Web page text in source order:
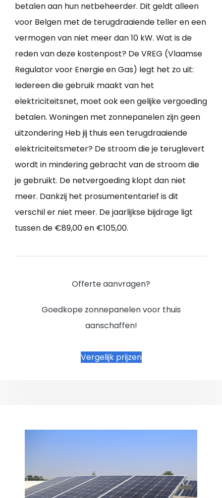
betalen aan hun netbeheerder. Dit geldt alleen
voor Belgen met de terugdraaiende teller en een
vermogen van niet meer dan 10 kW. Wat is de
reden van deze kostenpost? De VREG (Vlaamse
Regulator voor Energie en Gas) legt het zo uit:
Iedereen die gebruik maakt van het
elektriciteitsnet, moet ook een gelijke vergoeding
betalen. Woningen met zonnepanelen zijn geen
uitzondering Heb jij thuis een terugdraaiende
elektriciteitsmeter? De stroom die je teruglevert
wordt in mindering gebracht van de stroom die
je gebruikt. De netvergoeding klopt dan niet
meer. Dankzij het prosumententarief is dit
verschil er niet meer. De jaarlijkse bijdrage ligt
tussen de €89,00 en €105,00.
Offerte aanvragen?
Goedkope zonnepanelen voor thuis
aanschaffen!
Vergelijk prijzen